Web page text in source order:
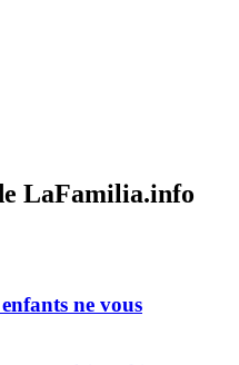
LaFamilia.info
ne vous